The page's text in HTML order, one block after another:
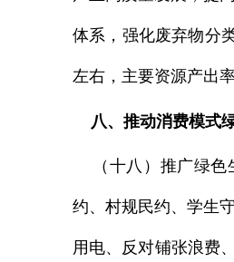
体系，强化废弃物分
左右，主要资源产出
八、推动消费模式
（十八）推广绿色
约、村规民约、学生
用电、反对铺张浪费